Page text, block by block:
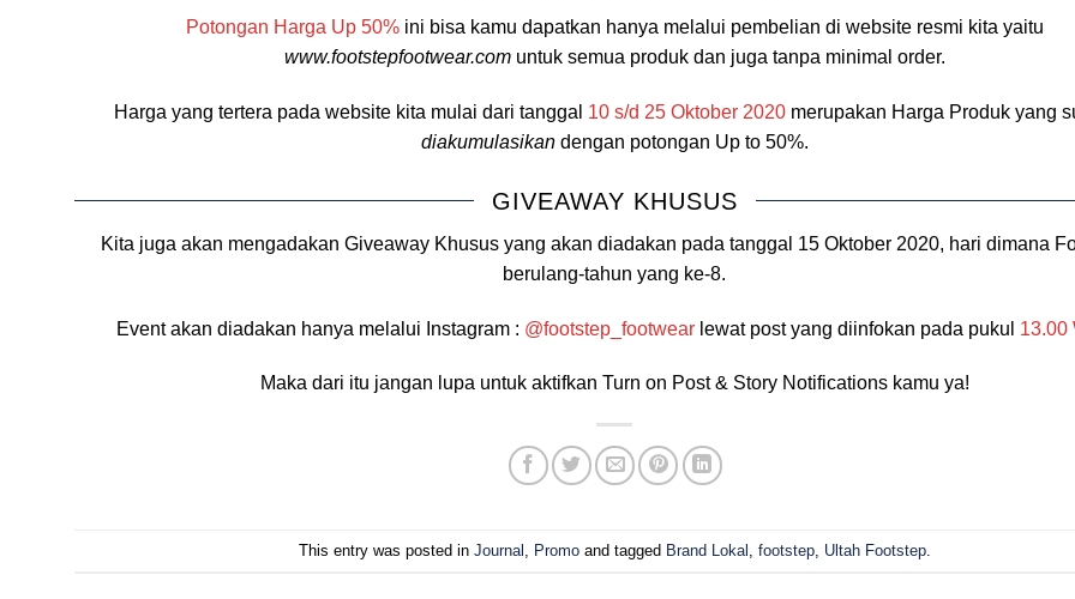
Potongan Harga Up 50%ini bisa kamu dapatkan hanya melalui pembelian di website resmi kita yaitu
www.footstepfootwear.comuntuk semua produk dan juga tanpa minimal order.
Harga yang tertera pada website kita mulai dari tanggal 10 s/d 25 Oktober 2020 merupakan Harga Produk yang
diakumulasikandengan potongan Up to 50%.
GIVEAWAY KHUSUS
Kita juga akan mengadakan Giveaway Khusus yang akan diadakan pada tanggal 15 Oktober 2020, hari dimana
berulang-tahun yang ke-8.
Event akan diadakan hanya melalui Instagram : @footstep_footwearlewat post yang diinfokan pada pukul 13.00
Maka dari itu jangan lupa untuk aktifkan Turn on Post & Story Notifications kamu ya!
This entry was posted in Journal Promoand tagged Brand Lokal footstep, Ultah Footstep.